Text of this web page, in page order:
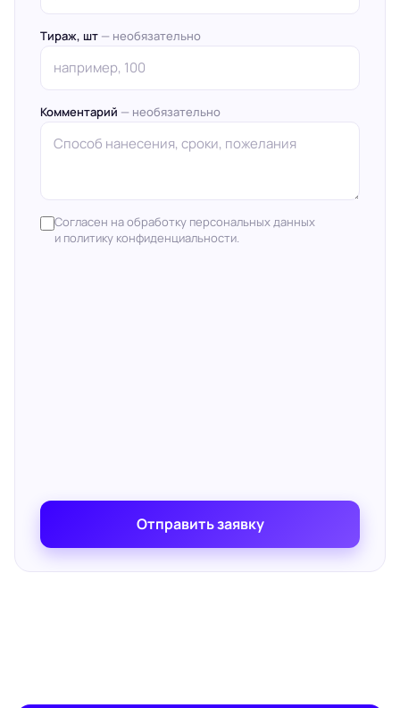
Тираж, шт — необязательно
Комментарий — необязательно
Согласен на обработку персональных данных
и политику конфиденциальности.
Отправить заявку